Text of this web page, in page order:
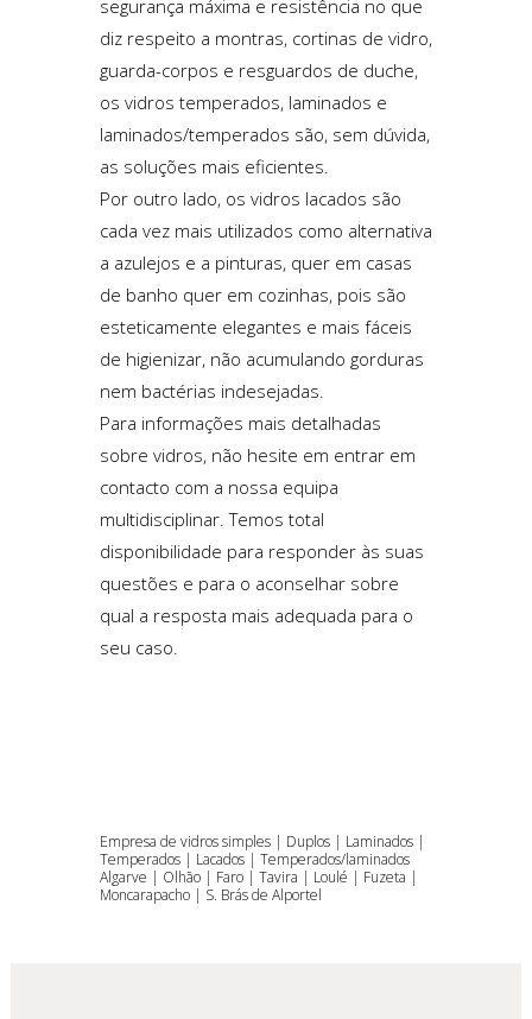
segurança máxima e resistência no que
diz respeito a montras, cortinas de vidro,
guarda-corpos e resguardos de duche,
os vidros temperados, laminados e
laminados/temperados são, sem dúvida,
as soluções mais eficientes.
Por outro lado, os vidros lacados são
cada vez mais utilizados como alternativa
a azulejos e a pinturas, quer em casas
de banho quer em cozinhas, pois são
esteticamente elegantes e mais fáceis
de higienizar, não acumulando gorduras
nem bactérias indesejadas.
Para informações mais detalhadas
sobre vidros, não hesite em entrar em
contacto com a nossa equipa
multidisciplinar. Temos total
disponibilidade para responder às suas
questões e para o aconselhar sobre
qual a resposta mais adequada para o
seu caso.
Empresa de vidros simples | Duplos | Laminados |
Temperados | Lacados | Temperados/laminados
Algarve | Olhão | Faro | Tavira | Loulé | Fuzeta |
Moncarapacho | S. Brás de Alportel